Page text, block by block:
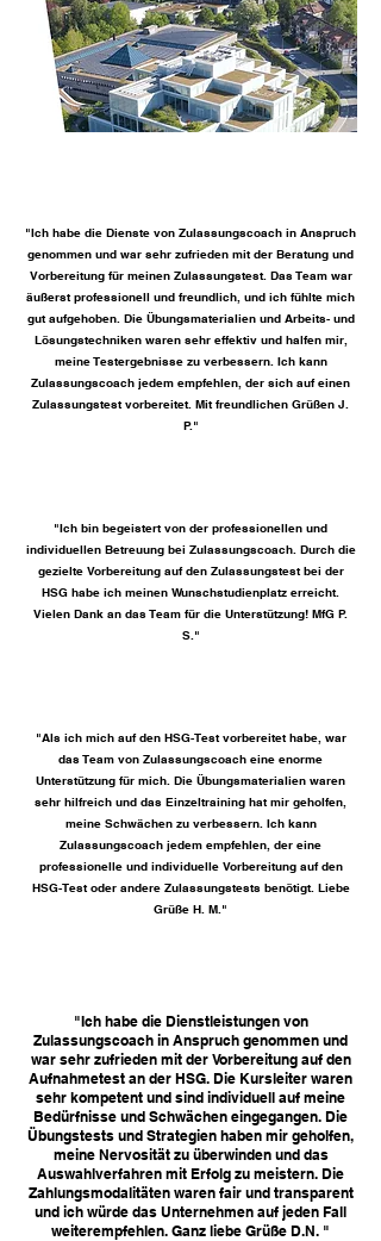
"Ich habe die Dienste von Zulassungscoach in Anspruch
genommen und war sehr zufrieden mit der Beratung und
Vorbereitung für meinen Zulassungstest. Das Team war
äußerst professionell und freundlich, und ich fühlte mich
gut aufgehoben. Die Übungsmaterialien und Arbeits- und
Lösungstechniken waren sehr effektiv und halfen mir,
meine Testergebnisse zu verbessern. Ich kann
Zulassungscoach jedem empfehlen, der sich auf einen
Zulassungstest vorbereitet. Mit freundlichen Grüßen J.
P."
"Ich bin begeistert von der professionellen und
individuellen Betreuung bei Zulassungscoach. Durch die
gezielte Vorbereitung auf den Zulassungstest bei der
HSG habe ich meinen Wunschstudienplatz erreicht.
Vielen Dank an das Team für die Unterstützung! MfG P.
S."
"Als ich mich auf den HSG-Test vorbereitet habe, war
das Team von Zulassungscoach eine enorme
Unterstützung für mich. Die Übungsmaterialien waren
sehr hilfreich und das Einzeltraining hat mir geholfen,
meine Schwächen zu verbessern. Ich kann
Zulassungscoach jedem empfehlen, der eine
professionelle und individuelle Vorbereitung auf den
HSG-Test oder andere Zulassungstests benötigt. Liebe
Grüße H. M."
"Ich habe die Dienstleistungen von
Zulassungscoach in Anspruch genommen und
war sehr zufrieden mit der Vorbereitung auf den
Aufnahmetest an der HSG. Die Kursleiter waren
sehr kompetent und sind individuell auf meine
Bedürfnisse und Schwächen eingegangen. Die
Übungstests und Strategien haben mir geholfen,
meine Nervosität zu überwinden und das
Auswahlverfahren mit Erfolg zu meistern. Die
Zahlungsmodalitäten waren fair und transparent
und ich würde das Unternehmen auf jeden Fall
weiterempfehlen. Ganz liebe Grüße D.N. "